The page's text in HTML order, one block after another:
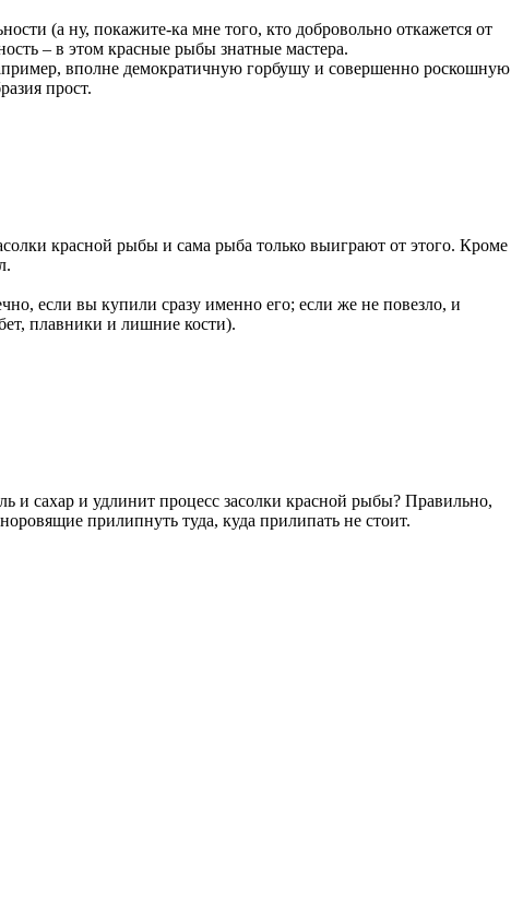
(а ну, покажите-ка мне того, кто добровольно откажется от
– в этом красные рыбы знатные мастера.
вполне демократичную горбушу и совершенно роскошную
прост.
красной рыбы и сама рыба только выиграют от этого. Кроме
если вы купили сразу именно его; если же не повезло, и
плавники и лишние кости).
и сахар и удлинит процесс засолки красной рыбы? Правильно,
прилипнуть туда, куда прилипать не стоит.